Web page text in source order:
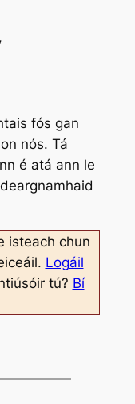
,
fós gan
nós. Tá
é atá ann le
isteach chun
Logáil
tú? Bí